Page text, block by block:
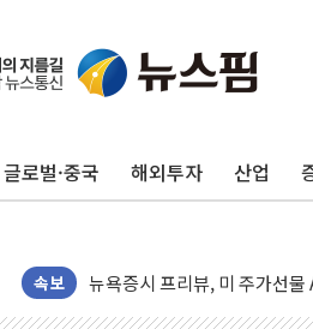
글로벌·중국 해외투자 산업
속보
유럽증시, 견조한 실적 소화
리투아니아 국방 "러, 우크라
구광모, 내주 실리콘밸리서 젠
뉴욕증시 개장 전 특징주...
뉴욕증시 프리뷰, 미 주가선
청와대, 북한 단거리 탄도미